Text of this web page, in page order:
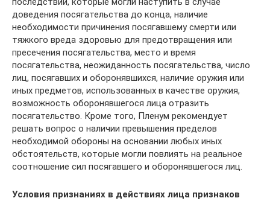
доведения посягательства до конца, наличие
необходимости причинения посягавшему смерти или
тяжкого вреда здоровью для предотвращения или
пресечения посягательства, место и время
посягательства, неожиданность посягательства, число
лиц, посягавших и оборонявшихся, наличие оружия или
иных предметов, использованных в качестве оружия,
возможность оборонявшегося лица отразить
посягательство. Кроме того, Пленум рекомендует
решать вопрос о наличии превышения пределов
необходимой обороны на основании любых иных
обстоятельств, которые могли повлиять на реальное
соотношение сил посягавшего и оборонявшегося лиц.
Условия признаниях в действиях лица признаков